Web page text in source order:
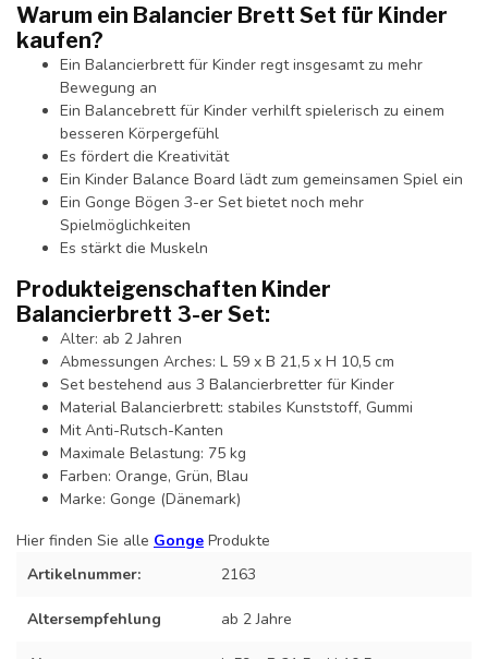
Warum ein Balancier Brett Set für Kinder
kaufen?
Ein Balancierbrett für Kinder regt insgesamt zu mehr
Bewegung an
Ein Balancebrett für Kinder verhilft spielerisch zu einem
besseren Körpergefühl
Es fördert die Kreativität
Ein Kinder Balance Board lädt zum gemeinsamen Spiel ein
Ein Gonge Bögen 3-er Set bietet noch mehr
Spielmöglichkeiten
Es stärkt die Muskeln
Produkteigenschaften Kinder
Balancierbrett 3-er Set:
Alter: ab 2 Jahren
Abmessungen Arches: L 59 x B 21,5 x H 10,5 cm
Set bestehend aus 3 Balancierbretter für Kinder
Material Balancierbrett: stabiles Kunststoff, Gummi
Mit Anti-Rutsch-Kanten
Maximale Belastung: 75 kg
Farben: Orange, Grün, Blau
Marke: Gonge (Dänemark)
Hier finden Sie alle Gonge Produkte
Artikelnummer:
2163
Altersempfehlung ab 2 Jahre